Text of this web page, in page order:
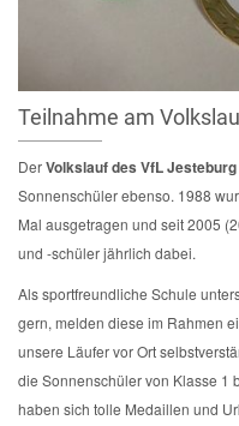
Teilnahme am
DerVolkslauf des VfL Jesteburg
Sonnenschüler ebenso. 1988
Mal ausgetragen und seit 2005
und -schüler jährlich dabei.
Als sportfreundliche Schule
gern, melden diese im Rahmen
unsere Läufer vor Ort
die Sonnenschüler von Klasse 1
haben sich tolle Medaillen und